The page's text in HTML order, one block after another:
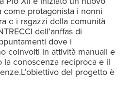
come protagonista i nonni
e i ragazzi della comunità
dell’anffas di
dove i
coinvolti in attività manuali e
la conoscenza reciproca e il
del progetto è